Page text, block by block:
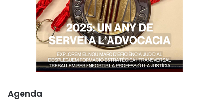
Agenda